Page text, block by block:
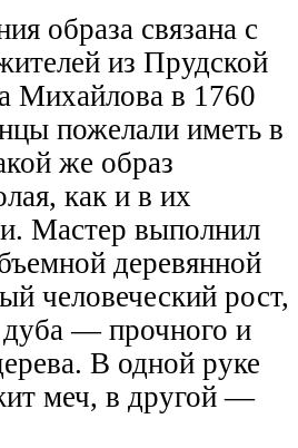
образа связана с
из Прудской
Михайлова в 1760
пожелали иметь в
же образ
как и в их
Мастер выполнил
деревянной
человеческий рост,
дуба — прочного и
В одной руке
меч, в другой —